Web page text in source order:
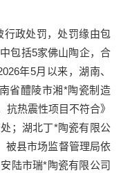
行政处罚，处罚缘由包
包括5家佛山陶企，合
年5月以来，湖南、
省醴陵市湘*陶瓷制造
抗热震性项目不符合》
；湖北丁*陶瓷有限公
被县市场监督管理局依
陆市瑞*陶瓷有限公司